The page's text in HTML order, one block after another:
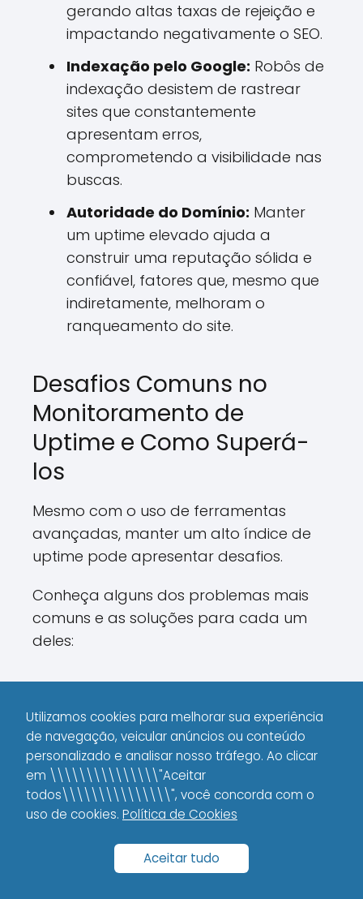
gerando altas taxas de rejeição e
impactando negativamente o SEO.
Indexação pelo Google: Robôs de
indexação desistem de rastrear
sites que constantemente
apresentam erros,
comprometendo a visibilidade nas
buscas.
Autoridade do Domínio: Manter
um uptime elevado ajuda a
construir uma reputação sólida e
confiável, fatores que, mesmo que
indiretamente, melhoram o
ranqueamento do site.
Desafios Comuns no
Monitoramento de
Uptime e Como Superá-
los
Mesmo com o uso de ferramentas
avançadas, manter um alto índice de
uptime pode apresentar desafios.
Conheça alguns dos problemas mais
comuns e as soluções para cada um
deles:
Interrupções Programadas vs.
Falhas Inesperadas
Muitas vezes, a indisponibilidade do site
ocorre devido a manutenções
programadas.
atualização e melhoria da
infraestrutura, essas manutenções
Utilizamos cookies para melhorar sua experiência
de navegação, veicular anúncios ou conteúdo
personalizado e analisar nosso tráfego. Ao clicar
em \\\\\\\\\\\\\\\"Aceitar
todos\\\\\\\\\\\\\\\", você concorda com o
uso de cookies. Política de Cookies
Aceitar tudo